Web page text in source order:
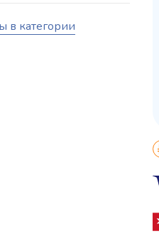
в категории